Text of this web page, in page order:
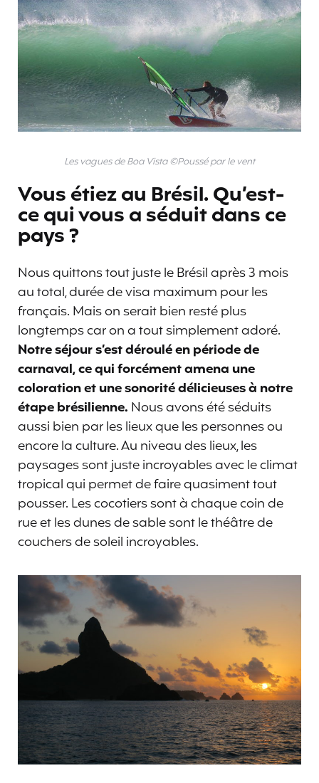
Les vagues de Boa Vista ©Poussé par le vent
Vous étiez au Brésil. Qu’est-
ce qui vous a séduit dans ce
pays ?
Nous quittons tout juste le Brésil après 3 mois
au total, durée de visa maximum pour les
français. Mais on serait bien resté plus
longtemps car on a tout simplement adoré.
Notre séjour s’est déroulé en période de
carnaval, ce qui forcément amena une
coloration et une sonorité délicieuses à notre
étape brésilienne. Nous avons été séduits
aussi bien par les lieux que les personnes ou
encore la culture. Au niveau des lieux, les
paysages sont juste incroyables avec le climat
tropical qui permet de faire quasiment tout
pousser. Les cocotiers sont à chaque coin de
rue et les dunes de sable sont le théâtre de
couchers de soleil incroyables.